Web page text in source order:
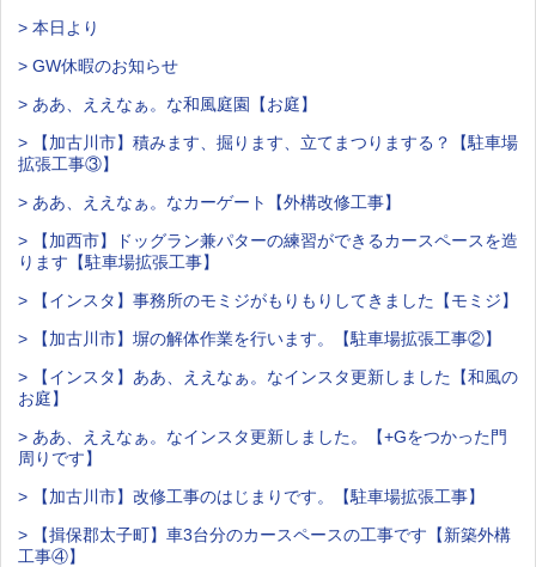
> 本日より
> GW休暇のお知らせ
> ああ、ええなぁ。な和風庭園【お庭】
> 【加古川市】積みます、掘ります、立てまつりまする？【駐車場
拡張工事③】
> ああ、ええなぁ。なカーゲート【外構改修工事】
> 【加西市】ドッグラン兼パターの練習ができるカースペースを造
ります【駐車場拡張工事】
> 【インスタ】事務所のモミジがもりもりしてきました【モミジ】
> 【加古川市】塀の解体作業を行います。【駐車場拡張工事②】
> 【インスタ】ああ、ええなぁ。なインスタ更新しました【和風の
お庭】
> ああ、ええなぁ。なインスタ更新しました。【+Gをつかった門
周りです】
> 【加古川市】改修工事のはじまりです。【駐車場拡張工事】
> 【揖保郡太子町】車3台分のカースペースの工事です【新築外構
工事④】